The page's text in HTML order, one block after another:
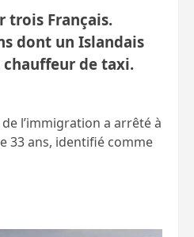
trois Français.
dont un Islandais
de taxi.
l’immigration a arrêté à
33 ans, identifié comme